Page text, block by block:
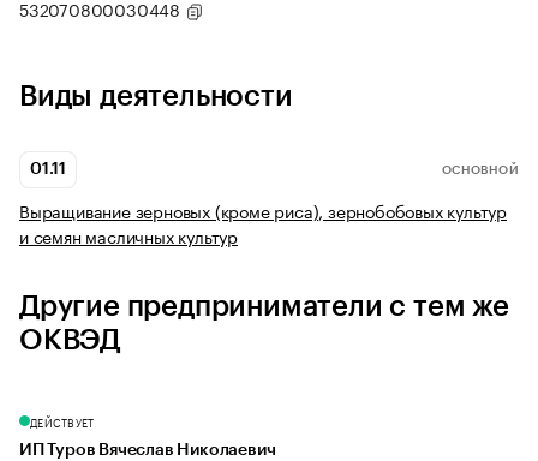
532070800030448
Виды деятельности
01.11 ОСНОВНОЙ
Выращивание зерновых (кроме риса), зернобобовых культур
и семян масличных культур
Другие предприниматели с тем же
ОКВЭД
ДЕЙСТВУЕТ
ИП Туров Вячеслав Николаевич